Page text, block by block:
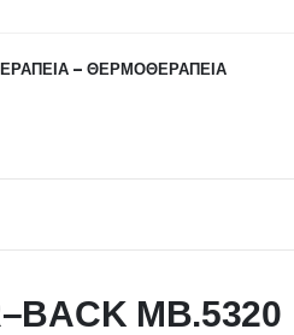
– ΘΕΡΜΟΘΕΡΑΠΕΙΑ
ΜΒ.5320